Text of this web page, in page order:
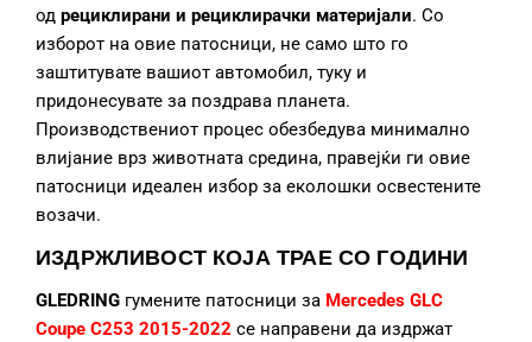
од рециклирани и рециклирачки материјали. Со
изборот на овие патосници, не само што го
заштитувате вашиот автомобил, туку и
придонесувате за поздрава планета.
Производствениот процес обезбедува минимално
влијание врз животната средина, правејќи ги овие
патосници идеален избор за еколошки освестените
возачи.
ИЗДРЖЛИВОСТ КОЈА ТРАЕ СО ГОДИНИ
GLEDRING гумените патосници за Mercedes GLC
Coupe C253 2015-2022 се направени да издржат